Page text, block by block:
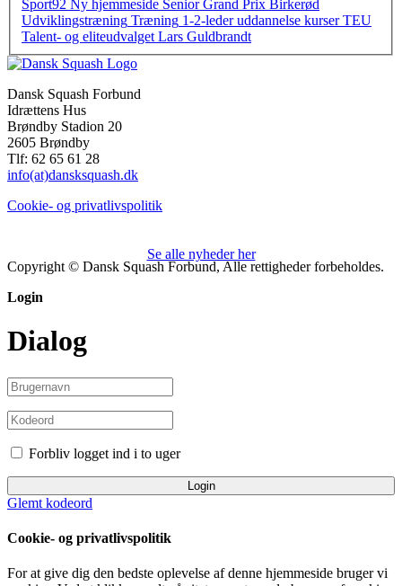
Sport92 Ny hjemmeside Senior Grand Prix Birkerød
Udviklingstræning Træning 1-2-leder uddannelse kurser TEU
Talent- og eliteudvalget Lars Guldbrandt
Dansk Squash Forbund
Idrættens Hus
Brøndby Stadion 20
2605 Brøndby
Tlf: 62 65 61 28
info(at)dansksquash.dk
Cookie- og privatlivspolitik
Se alle nyheder her
Copyright © Dansk Squash Forbund, Alle rettigheder forbeholdes.
Login
Dialog
Forbliv logget ind i to uger
Login
Glemt kodeord
Cookie- og privatlivspolitik
For at give dig den bedste oplevelse af denne hjemmeside bruger vi